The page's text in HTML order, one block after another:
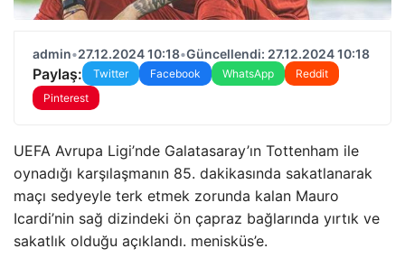
admin•27.12.2024 10:18•Güncellendi: 27.12.2024 10:18
Paylaş: Twitter Facebook WhatsApp
Reddit
Pinterest
UEFA Avrupa Ligi’nde Galatasaray’ın Tottenham ile
oynadığı karşılaşmanın 85. dakikasında sakatlanarak
maçı sedyeyle terk etmek zorunda kalan Mauro
Icardi’nin sağ dizindeki ön çapraz bağlarında yırtık ve
sakatlık olduğu açıklandı. menisküs’e.